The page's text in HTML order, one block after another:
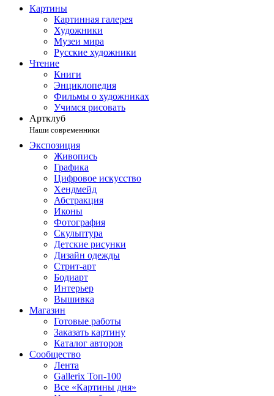
Картины
Картинная галерея
Художники
Музеи мира
Русские художники
Чтение
Книги
Энциклопедия
Фильмы о художниках
Учимся рисовать
Артклуб
Наши современники
Экспозиция
Живопись
Графика
Цифровое искусство
Хендмейд
Абстракция
Иконы
Фотография
Скульптура
Детские рисунки
Дизайн одежды
Стрит-арт
Бодиарт
Интерьер
Вышивка
Магазин
Готовые работы
Заказать картину
Каталог авторов
Сообщество
Лента
Gallerix Топ-100
Все «Картины дня»